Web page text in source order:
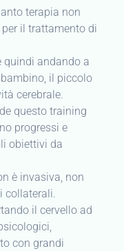
terapia non
il trattamento di
quindi andando a
il piccolo
cerebrale.
questo training
progressi e
obiettivi da
è invasiva, non
collaterali.
il cervello ad
con grandi